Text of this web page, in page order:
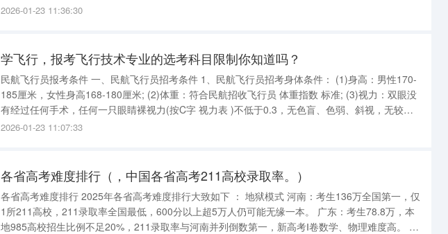
3.613.953.093.56 214重庆交通大学重庆理
2026-01-23 11:36:30
学飞行，报考飞行技术专业的选考科目限制你知道吗？
民航飞行员报考条件 一、民航飞行员招考条件 1、民航飞行员招考身体条件： (1)身高：男性170-
185厘米，女性身高168-180厘米; (2)体重：符合民航招收飞行员 体重指数 标准; (3)视力：双眼没
有经过任何手术，任何一只眼睛裸视力(按C字 视力表 )不低于0.3，无色盲、色弱、斜视，无较重
2026-01-23 11:07:33
各省高考难度排行（，中国各省高考211高校录取率。）
各省高考难度排行 2025年各省高考难度排行大致如下 ： 地狱模式 河南：考生136万全国第一，仅
1所211高校，211录取率全国最低，600分以上超5万人仍可能无缘一本。 广东：考生78.8万，本
地985高校招生比例不足20%，211录取率与河南并列倒数第一，新高考Ⅰ卷数学、物理难度高。 噩